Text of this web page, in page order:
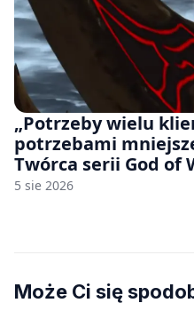
„Potrzeby wielu
potrzebami
Twórca serii God of
rozumie, dlaczego
5 sie 2026
Może Ci się